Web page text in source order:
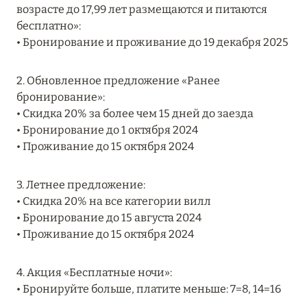
MARCH GRAND ESCAPE: ПРЕДЛОЖЕНИЕ ОТ Á
LA CARTE PREMIUM ПО ОТЕЛЮ WALDORF
ASTORIA MALDIVES ITHAAFUSHI, МАЛЬДИВЫ
12 ноября 2025
MANDARIN ORIENTAL JUMEIRA — SUITE
Подробнее
13 мая 2025
DUBAI AT JUMEIRAH BEACH ПО ЛУЧШИМ
ЦЕНАМ
возрасте до 17,99 лет размещаются и питаются
бесплатно»:
• Бронирование и проживание до 19 декабря 2025
2. Обновленное предложение «Ранее
бронирование»:
• Скидка 20% за более чем 15 дней до заезда
• Бронирование до 1 октября 2024
• Проживание до 15 октября 2024
3. Летнее предложение:
• Скидка 20% на все категории вилл
• Бронирование до 15 августа 2024
• Проживание до 15 октября 2024
4. Акция «Бесплатные ночи»:
• Бронируйте больше, платите меньше: 7=8, 14=16